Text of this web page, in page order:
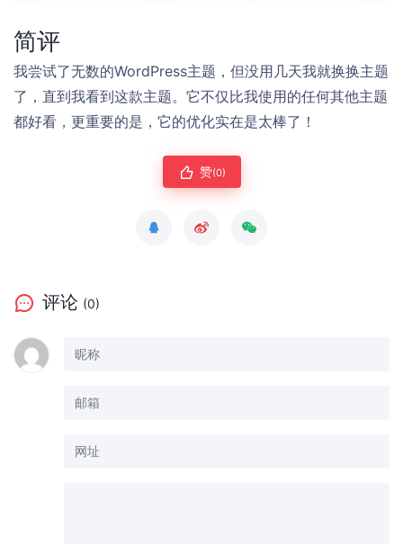
简评
我尝试了无数的WordPress主题，但没用几天我就换换主题
了，直到我看到这款主题。它不仅比我使用的任何其他主题
都好看，更重要的是，它的优化实在是太棒了！
赞(0)
评论 (0)